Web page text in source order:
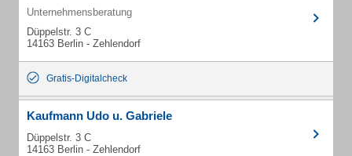
Unternehmensberatung
Düppelstr. 3 C
14163 Berlin - Zehlendorf
Gratis-Digitalcheck
Kaufmann Udo u. Gabriele
Düppelstr. 3 C
14163 Berlin - Zehlendorf